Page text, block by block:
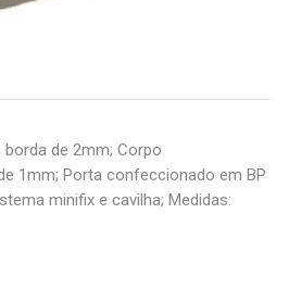
de 2mm; Corpo
1mm; Porta confeccionado em BP
minifix e cavilha; Medidas: